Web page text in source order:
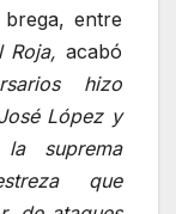
entre
Roja, acabó
hizo
López y
suprema
que